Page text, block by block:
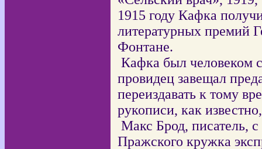
1915 году Кафка
литературных премий
Фонтане.
Кафка был человеком
провидец завещал
переиздавать к тому
рукописи, как
Макс Брод, писатель,
Пражского кружка